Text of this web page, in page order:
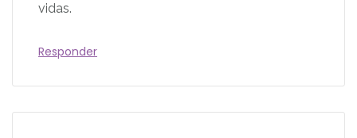
vidas.
Responder